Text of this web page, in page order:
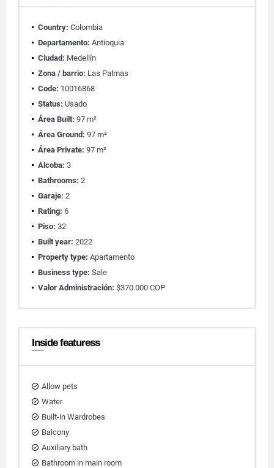
Country: Colombia
Departamento: Antioquia
Ciudad: Medellín
Zona / barrio: Las Palmas
Code: 10016868
Status: Usado
Área Built: 97 m²
Área Ground: 97 m²
Área Private: 97 m²
Alcoba: 3
Bathrooms: 2
Garaje: 2
Rating: 6
Piso: 32
Built year: 2022
Property type: Apartamento
Business type: Sale
Valor Administración: $370.000 COP
Inside featuress
Allow pets
Water
Built-in Wardrobes
Balcony
Auxiliary bath
Bathroom in main room